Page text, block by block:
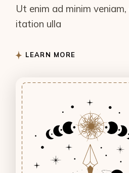
Ut enim ad minim
itation ulla
LEARN MORE